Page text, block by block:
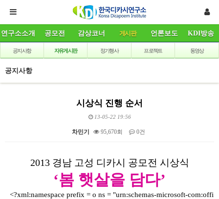
연구소소개 공모전 감상코너 게시판 언론보도 KDI방송
공지사항 자유게시판 정기행사 프로젝트 동영상
공지사항
시상식 진행 순서
13-05-22 19:56
차민기 95,670회 0건
2013 경남 고성 디카시 공모전 시상식
‘봄 햇살을 담다’
<?xml:namespace prefix = o ns = "urn:schemas-microsoft-com:offi